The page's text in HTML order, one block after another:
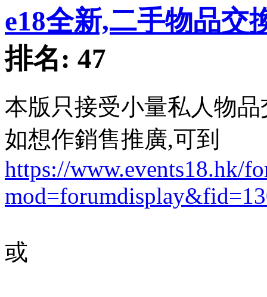
e18全新,二手物品交
排名: 47
本版只接受小量私人物
如想作銷售推廣,可到
https://www.events18.hk/
或